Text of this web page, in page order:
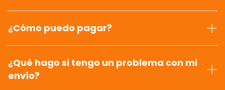
¿Cómo puedo pagar?
¿Qué hago si tengo un problema con mi
envío?